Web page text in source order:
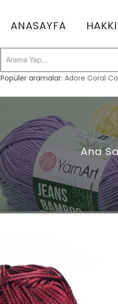
ANASAYFA
Popüler aramalar:Adore Coral
Ana